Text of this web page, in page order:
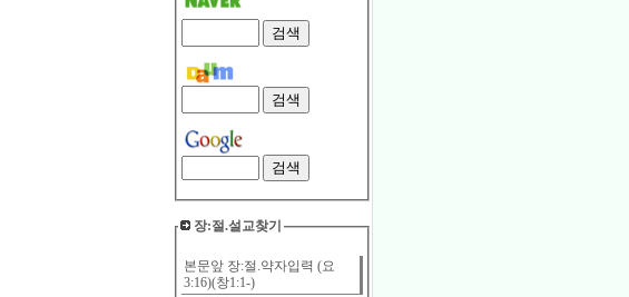
장:절.설교찾기
본문앞 장:절.약자입력 (요
3:16)(창1:1-)